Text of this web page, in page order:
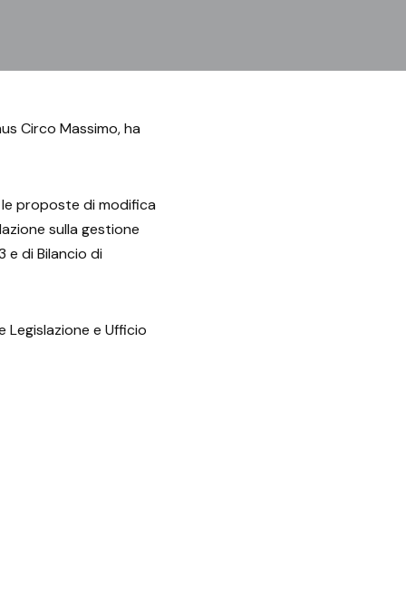
Circo Massimo, ha
proposte di modifica
sulla gestione
e di Bilancio di
Legislazione e Ufficio